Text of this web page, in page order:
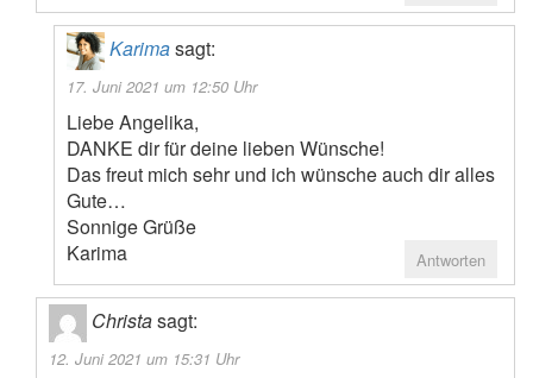
Karimasagt:
17. Juni 2021 um 12:50 Uhr
Liebe Angelika,
DANKE dir für deine lieben Wünsche!
Das freut mich sehr und ich wünsche auch dir alles
Gute…
Sonnige Grüße
Karima
Antworten
Christasagt:
12. Juni 2021 um 15:31 Uhr